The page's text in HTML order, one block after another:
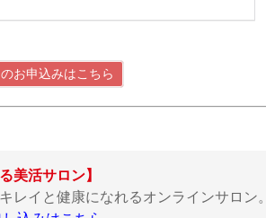
お申込みはこちら
美活サロン】
レイと健康になれるオンラインサロン。